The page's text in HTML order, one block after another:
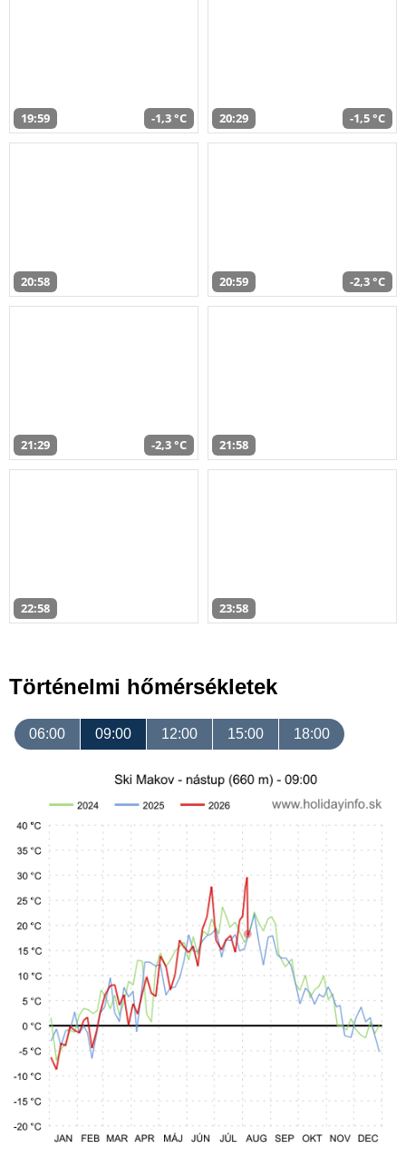
19:59 -1,3 °C 20:29 -1,5 °C
20:58 20:59 -2,3 °C
21:29 -2,3 °C 21:58
22:58 23:58
Történelmi hőmérsékletek
06:00 09:00 12:00 15:00 18:00